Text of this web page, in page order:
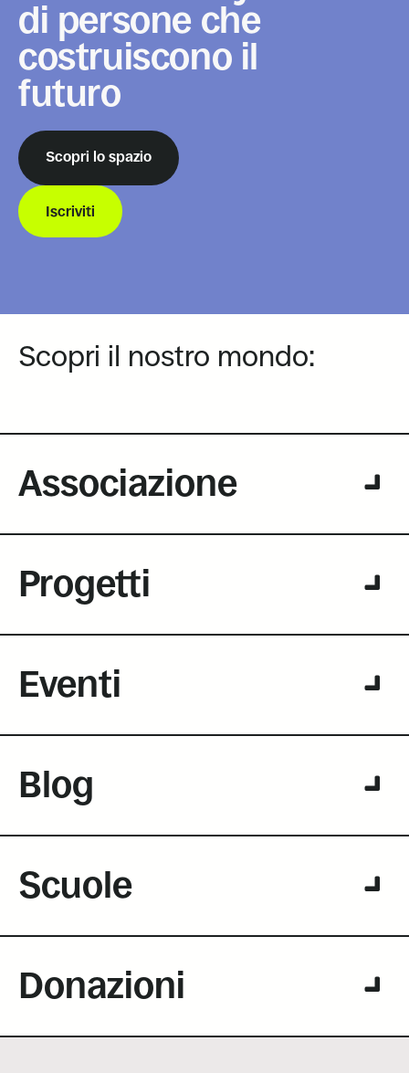
di persone che
costruiscono il
futuro
Scopri lo spazio
Iscriviti
Scopri il nostro mondo:
Associazione
Progetti
Eventi
Blog
Scuole
Donazioni